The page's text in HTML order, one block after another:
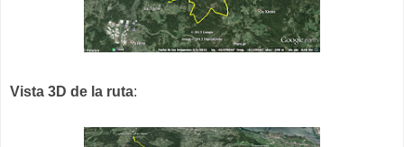
Vista 3D de la ruta: